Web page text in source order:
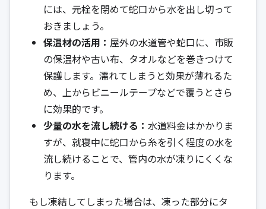
には、元栓を閉めて蛇口から水を出し切って
おきましょう。
保温材の活用： 屋外の水道管や蛇口に、市販
の保温材や古い布、タオルなどを巻きつけて
保護します。濡れてしまうと効果が薄れるた
め、上からビニールテープなどで覆うとさら
に効果的です。
少量の水を流し続ける： 水道料金はかかりま
すが、就寝中に蛇口から糸を引く程度の水を
流し続けることで、管内の水が凍りにくくな
ります。
もし凍結してしまった場合は、凍った部分にタ